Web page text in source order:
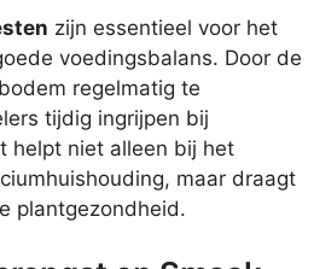
zijn essentieel voor het
voedingsbalans. Door de
regelmatig te
tijdig ingrijpen bij
helpt niet alleen bij het
maar draagt
plantgezondheid.